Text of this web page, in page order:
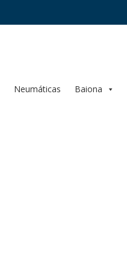
Neumáticas Baiona